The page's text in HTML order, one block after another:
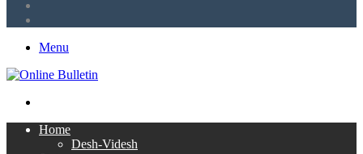
Menu
Home
Desh-Videsh